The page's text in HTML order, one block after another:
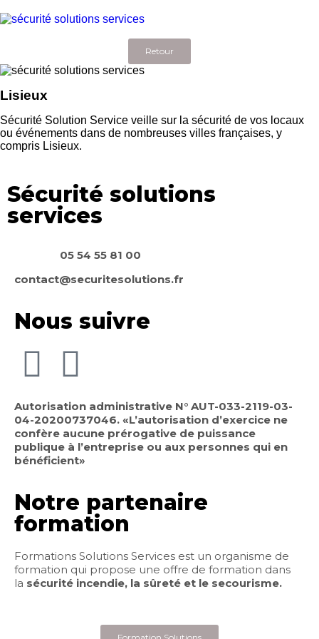
Retour
Lisieux
Sécurité Solution Service veille sur la sécurité de vos locaux
ou événements dans de nombreuses villes françaises, y
compris Lisieux.
Sécurité solutions
services
05 54 55 81 00
contact@securitesolutions.fr
Nous suivre
Autorisation administrative N° AUT-033-2119-03-
04-20200737046. «L’autorisation d’exercice ne
confère aucune prérogative de puissance
publique à l’entreprise ou aux personnes qui en
bénéficient»
Notre partenaire
formation
Formations Solutions Services est un organisme de
formation qui propose une offre de formation dans
la sécurité incendie, la sûreté et le secourisme.